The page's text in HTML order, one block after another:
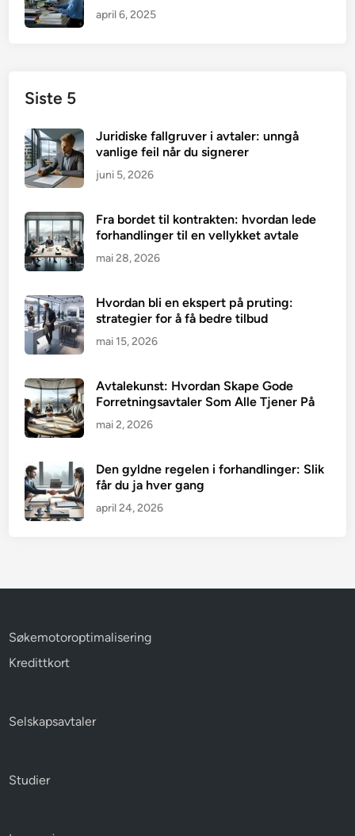
april 6, 2025
Siste 5
Juridiske fallgruver i avtaler: unngå
vanlige feil når du signerer
juni 5, 2026
Fra bordet til kontrakten: hvordan lede
forhandlinger til en vellykket avtale
mai 28, 2026
Hvordan bli en ekspert på pruting:
strategier for å få bedre tilbud
mai 15, 2026
Avtalekunst: Hvordan Skape Gode
Forretningsavtaler Som Alle Tjener På
mai 2, 2026
Den gyldne regelen i forhandlinger: Slik
får du ja hver gang
april 24, 2026
Søkemotoroptimalisering
Kredittkort
Selskapsavtaler
Studier